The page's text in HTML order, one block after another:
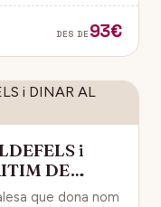
DES DE 93€
i
DE
que dona nom